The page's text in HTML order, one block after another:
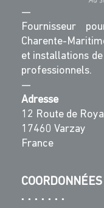
—
Fournisseur
Charente-
et installations
professionnels.
—
Adresse
12 Route de
17460 Varzay
France
COORDONNÉES